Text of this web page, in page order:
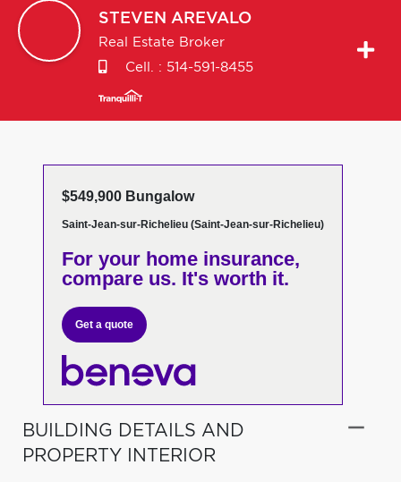
STEVEN AREVALO
Real Estate Broker
Cell. : 514-591-8455
$549,900 Bungalow
Saint-Jean-sur-Richelieu (Saint-Jean-sur-Richelieu)
For your home insurance,
compare us. It's worth it.
Get a quote
BUILDING DETAILS AND
PROPERTY INTERIOR